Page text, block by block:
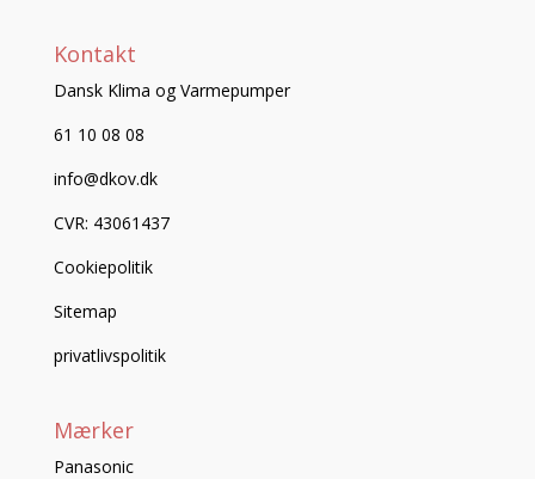
Kontakt
Dansk Klima og Varmepumper
61 10 08 08
info@dkov.dk
CVR: 43061437
Cookiepolitik
Sitemap
privatlivspolitik
Mærker
Panasonic